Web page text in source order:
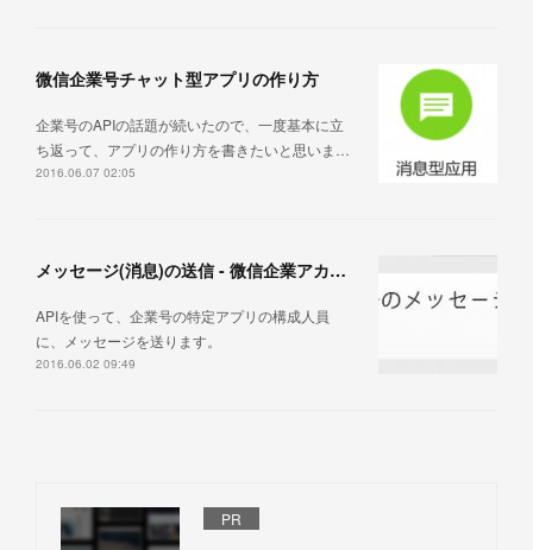
微信企業号チャット型アプリの作り方
企業号のAPIの話題が続いたので、一度基本に立
ち返って、アプリの作り方を書きたいと思いま…
2016.06.07 02:05
メッセージ(消息)の送信 - 微信企業アカウントAPI
APIを使って、企業号の特定アプリの構成人員
に、メッセージを送ります。
2016.06.02 09:49
PR